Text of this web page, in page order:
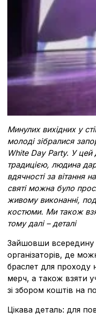
Минулих вихідних у
молоді зібралися
White Day Party. У цей
традицією, людина
вдячності за вітання
святі можна було
живому виконанні,
костюми. Ми також
тому далі – деталі
Зайшовши всередину
організаторів, де
браслет для проходу
мерч, а також взяти
зі збором коштів на
Цікава деталь: для